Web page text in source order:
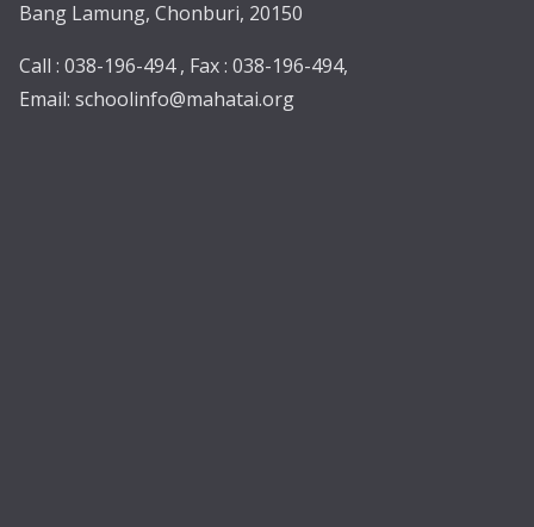
Bang Lamung, Chonburi, 20150
Call : 038-196-494 , Fax : 038-196-494,
Email: schoolinfo@mahatai.org